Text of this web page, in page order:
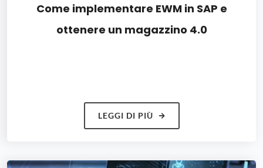
Come implementare EWM in SAP e
ottenere un magazzino 4.0
LEGGI DI PIÙ